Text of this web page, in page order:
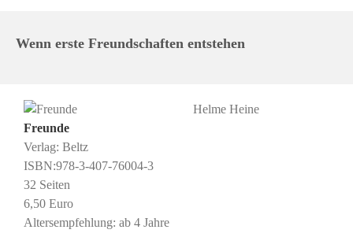
Wenn erste Freundschaften entstehen
Helme Heine
Freunde
Verlag: Beltz
ISBN:978-3-407-76004-3
32 Seiten
6,50 Euro
Altersempfehlung: ab 4 Jahre